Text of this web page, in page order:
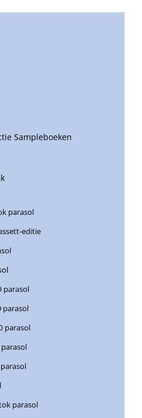
Sampleboeken
parasol
editie
parasol
parasol
parasol
parasol
parasol